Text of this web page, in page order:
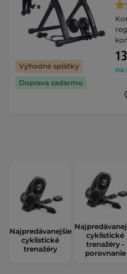
Výhodné splátky
Doprava zadarmo
na
Najpredávanejšie
cyklistické
trenažéry
cyklistické
trenažéry -
porovnanie